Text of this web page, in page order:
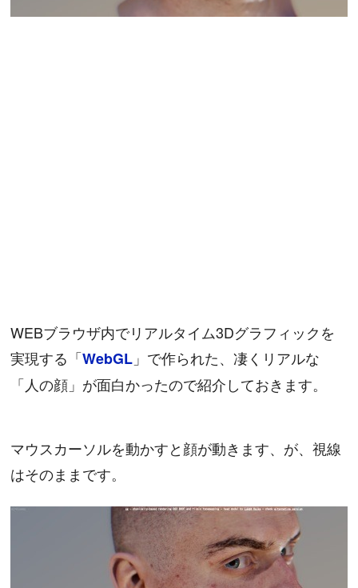
WEBブラウザ内でリアルタイム3Dグラフィックを
実現する「WebGL 」で作られた、凄くリアルな
「人の顔」が面白かったので紹介しておきます。
マウスカーソルを動かすと顔が動きます、が、視線
はそのままです。